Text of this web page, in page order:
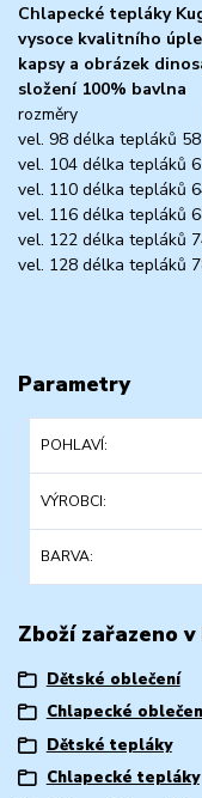
Chlapecké tepláky
vysoce kvalitního
kapsy a obrázek
složení 100% bavlna
rozměry
vel. 98 délka tepláků
vel. 104 délka tepláků
vel. 110 délka tepláků
vel. 116 délka tepláků
vel. 122 délka tepláků
vel. 128 délka tepláků
Parametry
POHLAVÍ
VÝROBCI
BARVA
Zboží zařazeno
Dětské oblečení
Chlapecké
Dětské tepláky
Chlapecké tepláky